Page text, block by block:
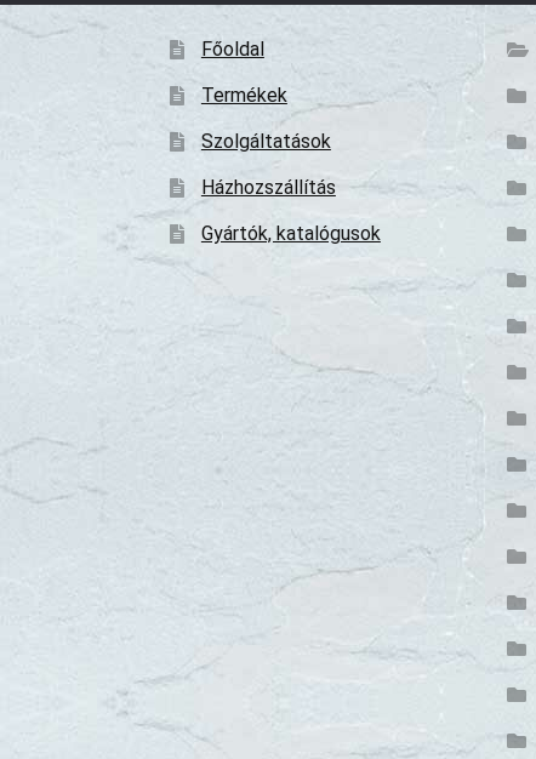
Főoldal
Termékek
Szolgáltatások
Házhozszállítás
Gyártók, katalógusok